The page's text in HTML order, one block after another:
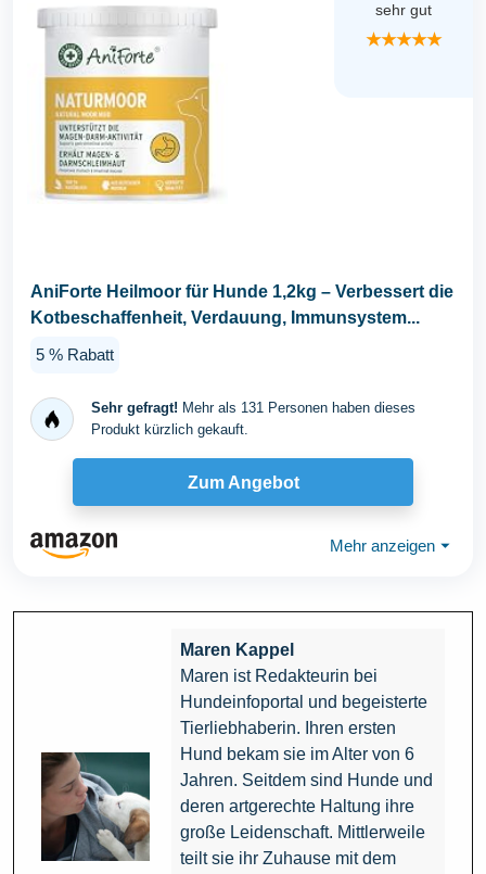
sehr gut
★★★★★
AniForte Heilmoor für Hunde 1,2kg – Verbessert die
Kotbeschaffenheit, Verdauung, Immunsystem...
5 % Rabatt
Sehr gefragt! Mehr als 131 Personen haben dieses
Produkt kürzlich gekauft.
Zum Angebot
Mehr anzeigen ⏷
Maren Kappel
Maren ist Redakteurin bei
Hundeinfoportal und begeisterte
Tierliebhaberin. Ihren ersten
Hund bekam sie im Alter von 6
Jahren. Seitdem sind Hunde und
deren artgerechte Haltung ihre
große Leidenschaft. Mittlerweile
teilt sie ihr Zuhause mit dem